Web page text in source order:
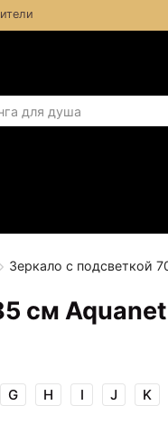
Зеркало с подсветкой
см
G H I J K